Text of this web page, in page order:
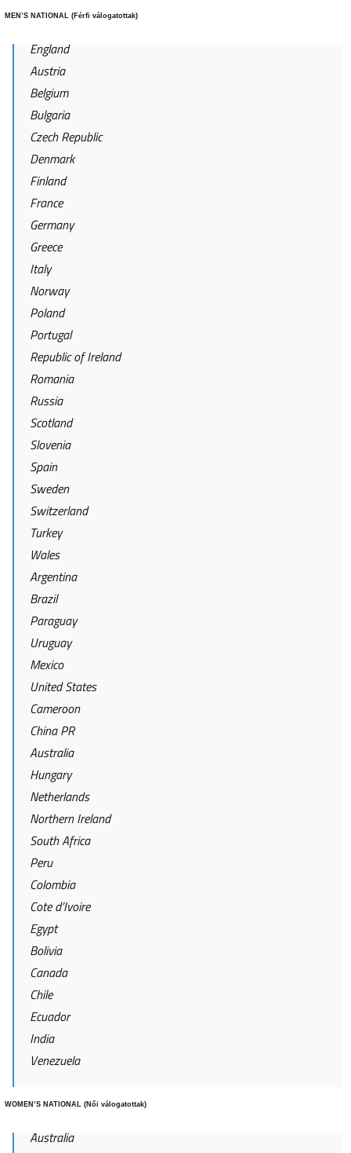
MEN’S NATIONAL (Férfi válogatottak)
England
Austria
Belgium
Bulgaria
Czech Republic
Denmark
Finland
France
Germany
Greece
Italy
Norway
Poland
Portugal
Republic of Ireland
Romania
Russia
Scotland
Slovenia
Spain
Sweden
Switzerland
Turkey
Wales
Argentina
Brazil
Paraguay
Uruguay
Mexico
United States
Cameroon
China PR
Australia
Hungary
Netherlands
Northern Ireland
South Africa
Peru
Colombia
Cote d’Ivoire
Egypt
Bolivia
Canada
Chile
Ecuador
India
Venezuela
WOMEN’S NATIONAL (Női válogatottak)
Australia